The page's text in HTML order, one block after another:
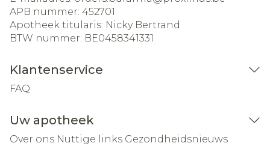
APB nummer: 452701
Apotheek titularis: Nicky Bertrand
BTW nummer: BE0458341331
Klantenservice
FAQ
Uw apotheek
Over ons Nuttige links Gezondheidsnieuws